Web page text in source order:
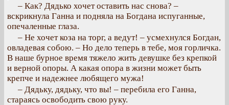
– Как? Дядько хочет оставить нас снова? –
вскрикнула Ганна и подняла на Богдана испуганные,
опечаленные глаза.
– Не хочет коза на торг, а ведут! – усмехнулся Богдан,
овладевая собою. – Но дело теперь в тебе, моя горличка.
В наше бурное время тяжело жить девушке без крепкой
и верной опоры. А какая опора в жизни может быть
крепче и надежнее любящего мужа!
– Дядьку, дядьку, что вы! – перебила его Ганна,
стараясь освободить свою руку.